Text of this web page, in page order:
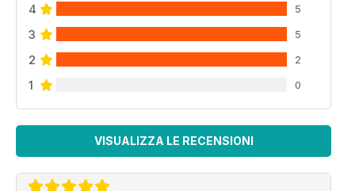
4 5
3 5
2 2
1 0
VISUALIZZA LE RECENSIONI